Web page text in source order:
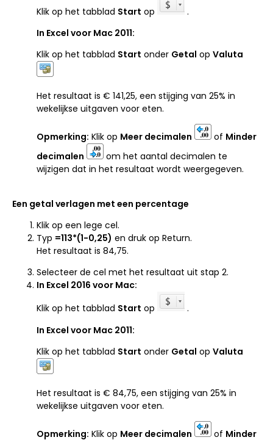
Klik op het tabblad Start op
.
In Excel voor Mac 2011:
Klik op het tabblad Start onder Getal op Valuta
Het resultaat is € 141,25, een stijging van 25% in
wekelijkse uitgaven voor eten.
Opmerking: Klik op Meer decimalen of Minder
decimalen
om het aantal decimalen te
wijzigen dat in het resultaat wordt weergegeven.
Een getal verlagen met een percentage
Klik op een lege cel.
Typ =113*(1-0,25) en druk op Return.
Het resultaat is 84,75.
Selecteer de cel met het resultaat uit stap 2.
In Excel 2016 voor Mac:
Klik op het tabblad Start op
.
In Excel voor Mac 2011:
Klik op het tabblad Start onder Getal op Valuta
Het resultaat is € 84,75, een stijging van 25% in
wekelijkse uitgaven voor eten.
Opmerking: Klik op Meer decimalen of Minder